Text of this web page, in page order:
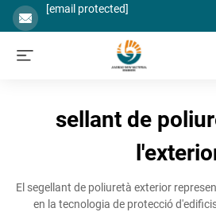
[email protected]
sellant de
El segellant de poliuretà exterior
en la tecnologia de protecció